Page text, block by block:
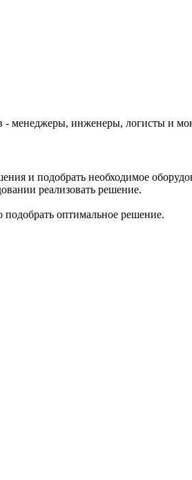
- менеджеры, инженеры, логисты и
и подобрать необходимое
реализовать решение.
подобрать оптимальное решение.